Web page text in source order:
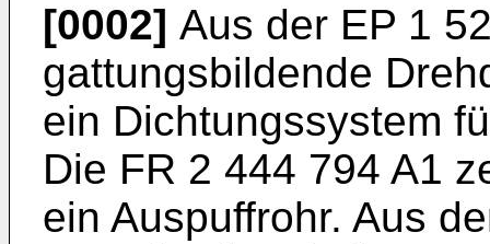
[0002] Aus der EP 1
gattungsbildende
ein Dichtungssystem
Die FR 2 444 794 A1
ein Auspuffrohr. Aus